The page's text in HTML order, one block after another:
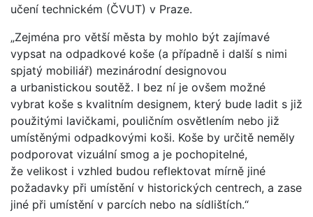
učení technickém (ČVUT) v Praze.
„Zejména pro větší města by mohlo být zajímavé
vypsat na odpadkové koše (a případně i další s nimi
spjatý mobiliář) mezinárodní designovou
a urbanistickou soutěž. I bez ní je ovšem možné
vybrat koše s kvalitním designem, který bude ladit s již
použitými lavičkami, pouličním osvětlením nebo již
umístěnými odpadkovými koši. Koše by určitě neměly
podporovat vizuální smog a je pochopitelné,
že velikost i vzhled budou reflektovat mírně jiné
požadavky při umístění v historických centrech, a zase
jiné při umístění v parcích nebo na sídlištích.“